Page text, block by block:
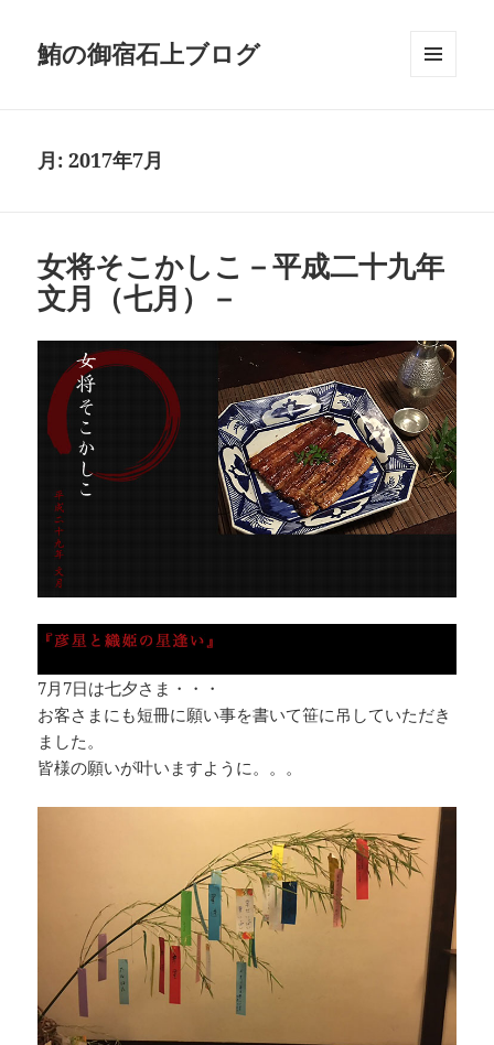
鮪の御宿石上ブログ
月:2017年7月
女将そこかしこ－平成二十九年
文月（七月）－
7月7日は七夕さま・・・
お客さまにも短冊に願い事を書いて笹に吊していただき
ました。
皆様の願いが叶いますように。。。